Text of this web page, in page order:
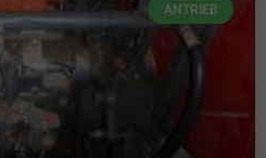
ANTRIEB